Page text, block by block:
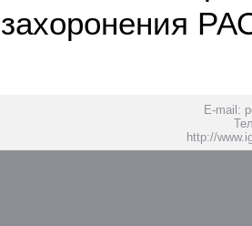
захоронения
E-mail:
http://